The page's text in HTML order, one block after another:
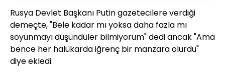
Rusya Devlet Başkanı Putin gazetecilere verdiği
demeçte, "Bele kadar mı yoksa daha fazla mı
soyunmayı düşündüler bilmiyorum" dedi ancak "Ama
bence her halükarda iğrenç bir manzara olurdu"
diye ekledi.